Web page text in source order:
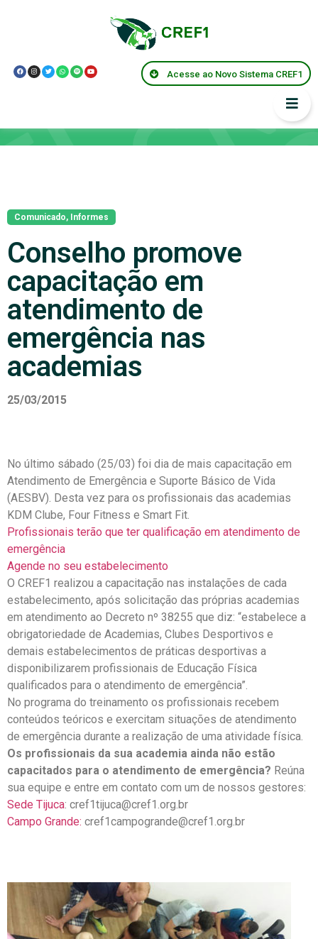
Acesse ao Novo Sistema CREF1
Comunicado, Informes
Conselho promove
capacitação em
atendimento de
emergência nas
academias
25/03/2015
No último sábado (25/03) foi dia de mais capacitação em
Atendimento de Emergência e Suporte Básico de Vida
(AESBV). Desta vez para os profissionais das academias
KDM Clube, Four Fitness e Smart Fit.
Profissionais terão que ter qualificação em atendimento de
emergência
Agende no seu estabelecimento
O CREF1 realizou a capacitação nas instalações de cada
estabelecimento, após solicitação das próprias academias
em atendimento ao Decreto nº 38255 que diz: “estabelece a
obrigatoriedade de Academias, Clubes Desportivos e
demais estabelecimentos de práticas desportivas a
disponibilizarem profissionais de Educação Física
qualificados para o atendimento de emergência”.
No programa do treinamento os profissionais recebem
conteúdos teóricos e exercitam situações de atendimento
de emergência durante a realização de uma atividade física.
Os profissionais da sua academia ainda não estão
capacitados para o atendimento de emergência? Reúna
sua equipe e entre em contato com um de nossos gestores:
Sede Tijuca: cref1tijuca@cref1.org.br
Campo Grande: cref1campogrande@cref1.org.br